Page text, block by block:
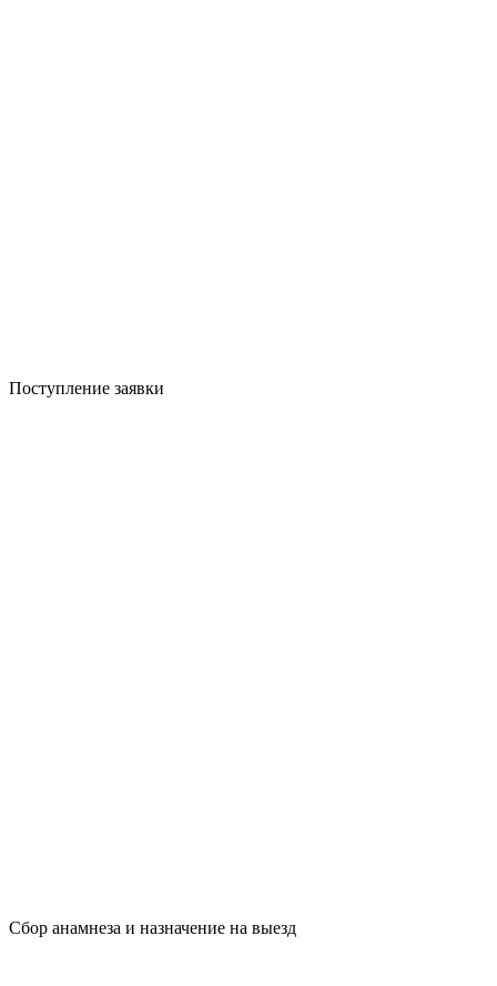
Поступление заявки
Сбор анамнеза и назначение на выезд